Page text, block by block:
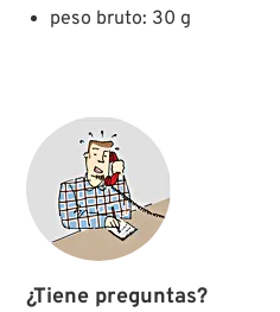
peso bruto: 30 g
¿Tiene preguntas?